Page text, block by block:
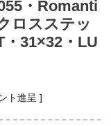
・Romanti
ロスステッ
31×32・LU
ト進呈 ]